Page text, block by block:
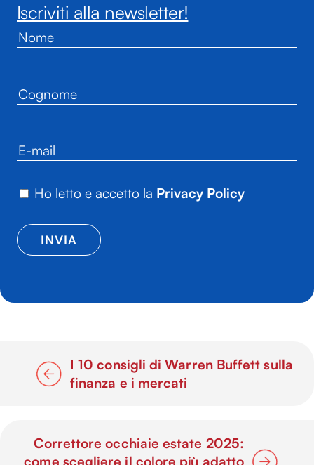
Iscriviti alla newsletter!
Ho letto e accetto la Privacy Policy
I 10 consigli di Warren Buffett sulla
finanza e i mercati
Correttore occhiaie estate 2025:
come scegliere il colore più adatto